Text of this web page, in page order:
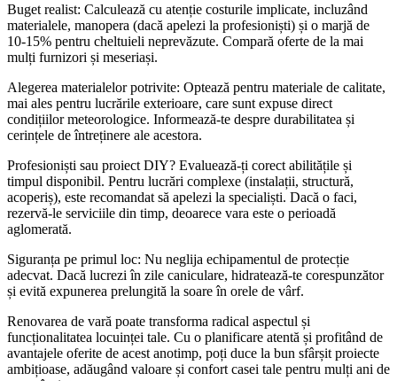
Buget realist: Calculează cu atenție costurile implicate, incluzând
materialele, manopera (dacă apelezi la profesioniști) și o marjă de
10-15% pentru cheltuieli neprevăzute. Compară oferte de la mai
mulți furnizori și meseriași.
Alegerea materialelor potrivite: Optează pentru materiale de calitate,
mai ales pentru lucrările exterioare, care sunt expuse direct
condițiilor meteorologice. Informează-te despre durabilitatea și
cerințele de întreținere ale acestora.
Profesioniști sau proiect DIY? Evaluează-ți corect abilitățile și
timpul disponibil. Pentru lucrări complexe (instalații, structură,
acoperiș), este recomandat să apelezi la specialiști. Dacă o faci,
rezervă-le serviciile din timp, deoarece vara este o perioadă
aglomerată.
Siguranța pe primul loc: Nu neglija echipamentul de protecție
adecvat. Dacă lucrezi în zile caniculare, hidratează-te corespunzător
și evită expunerea prelungită la soare în orele de vârf.
Renovarea de vară poate transforma radical aspectul și
funcționalitatea locuinței tale. Cu o planificare atentă și profitând de
avantajele oferite de acest anotimp, poți duce la bun sfârșit proiecte
ambițioase, adăugând valoare și confort casei tale pentru mulți ani de